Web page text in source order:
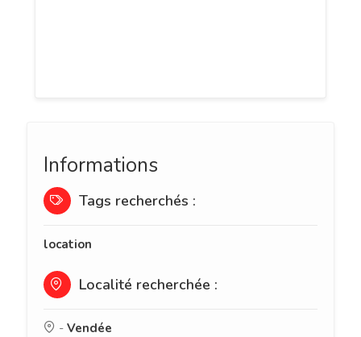
Informations
Tags recherchés :
location
Localité recherchée :
- Vendée